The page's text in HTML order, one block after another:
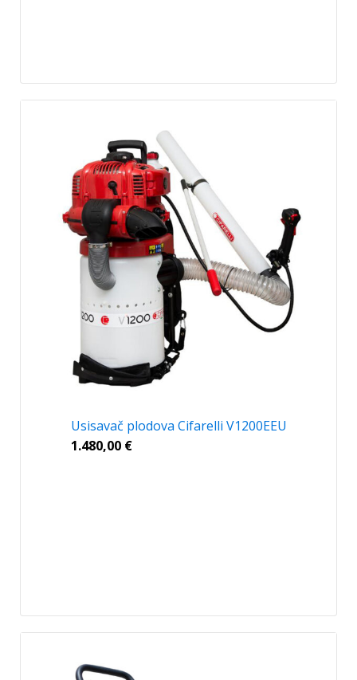
Usisavač plodova Cifarelli V1200EEU
1.480,00 €